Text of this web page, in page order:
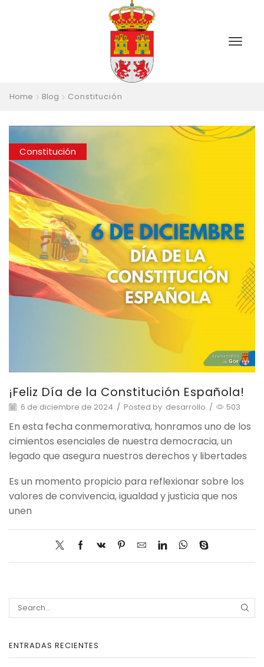
Home Blog Constitución
Constitución
¡Feliz Día de la Constitución Española!
6 de diciembre de 2024 / Posted by desarrollo / 503
En esta fecha conmemorativa, honramos uno de los
cimientos esenciales de nuestra democracia, un
legado que asegura nuestros derechos y libertades
Es un momento propicio para reflexionar sobre los
valores de convivencia, igualdad y justicia que nos
unen
ENTRADAS RECIENTES